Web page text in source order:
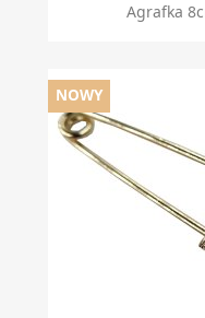
Agrafka
NOWY